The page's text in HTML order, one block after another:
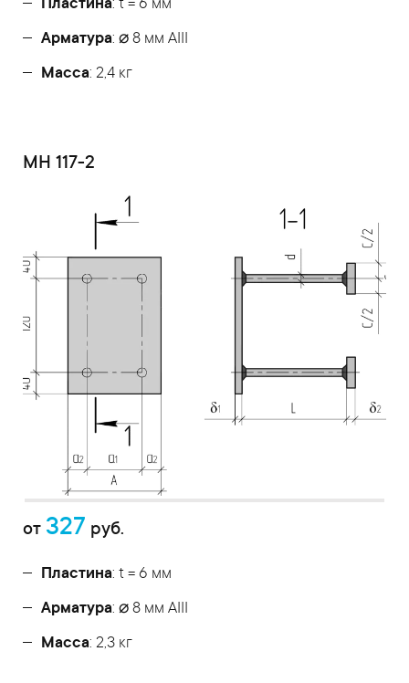
Пластина: t = 6 мм
Арматура: ⌀ 8 мм АIII
Масса: 2,4 кг
МН 117-2
от 327 руб.
Пластина: t = 6 мм
Арматура: ⌀ 8 мм АIII
Масса: 2,3 кг